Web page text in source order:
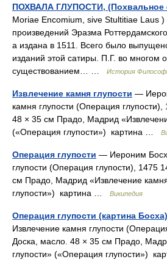
ПОХВАЛА ГЛУПОСТИ, (Похвальное
Moriae Encomium, sive Stultitiae Laus
произведений Эразма
а издана в 1511. Всего было
изданий этой сатиры. П.Г. во многом
существованием… …
История
Извлечение камня глупости —
камня глупости (Операция
48 × 35 см Прадо, Мадрид
(«Операция глупости») картина …
Операция глупости — Иероним Босх
глупости (Операция глупости), 1475
см Прадо, Мадрид «Извлечение
глупости») картина …
Википедия
Операция глупости (картина Босха)
Извлечение камня глупости
Доска, масло. 48 × 35 см Прадо,
глупости» («Операция глупости»)